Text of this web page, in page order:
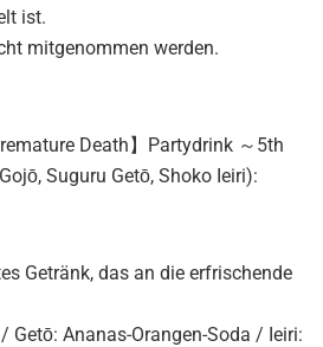
ist.
mitgenommen werden.
Death】Partydrink ～5th
Suguru Getō, Shoko Ieiri):
Getränk, das an die erfrischende
/ Getō: Ananas-Orangen-Soda / Ieiri: